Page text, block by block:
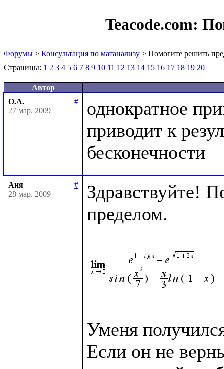
Teacode.com:
Форумы > Консультация по матанализу > Помогите решить
Страницы: 1 2 3 4 5 6 7 8 9 10 11 12 13 14 15 16 17 18 19 20
Автор
О.А.
#
27 мар. 2009
однократное
приводит к
Аня
#
28 мар. 2009
Здравствуйте!
пределом.
Уменя
Если он не